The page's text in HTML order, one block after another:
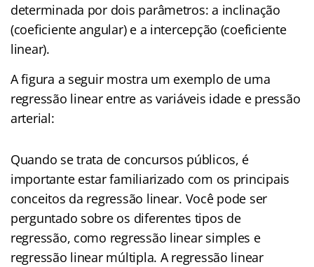
determinada por dois parâmetros: a inclinação
(coeficiente angular) e a intercepção (coeficiente
linear).
A figura a seguir mostra um exemplo de uma
regressão linear entre as variáveis idade e pressão
arterial:
Quando se trata de concursos públicos, é
importante estar familiarizado com os principais
conceitos da regressão linear. Você pode ser
perguntado sobre os diferentes tipos de
regressão, como regressão linear simples e
regressão linear múltipla. A regressão linear